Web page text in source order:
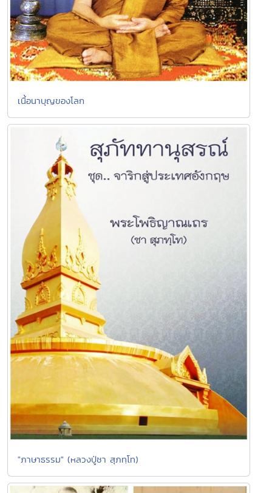
เนื้อนาบุญของโลก
"ภาษาธรรม" (หลวงปู่ชา สุภทฺโท)